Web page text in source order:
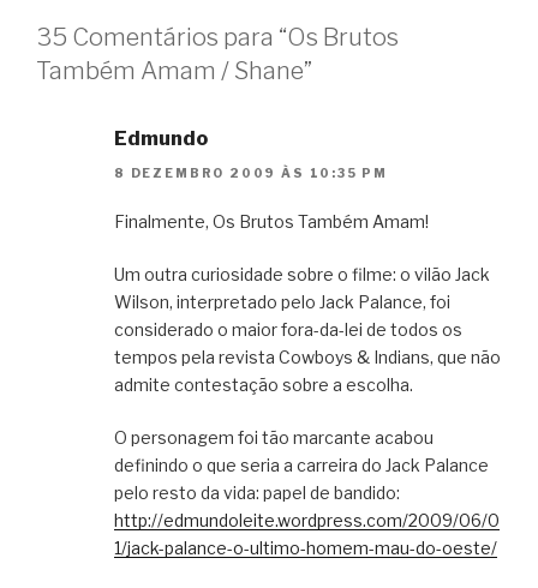
35 Comentários para “Os Brutos
Também Amam / Shane”
Edmundo
8 DEZEMBRO 2009 ÀS 10:35 PM
Finalmente, Os Brutos Também Amam!
Um outra curiosidade sobre o filme: o vilão Jack
Wilson, interpretado pelo Jack Palance, foi
considerado o maior fora-da-lei de todos os
tempos pela revista Cowboys & Indians, que não
admite contestação sobre a escolha.
O personagem foi tão marcante acabou
definindo o que seria a carreira do Jack Palance
pelo resto da vida: papel de bandido:
http://edmundoleite.wordpress.com/2009/06/0
1/jack-palance-o-ultimo-homem-mau-do-oeste/